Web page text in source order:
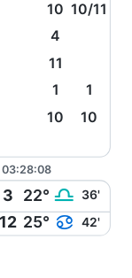
10 10/11
4
11
1 1
10 10
03:28:08
3 22° G 36'
12 25° D 42'